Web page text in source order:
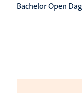
Bachelor Open Dag